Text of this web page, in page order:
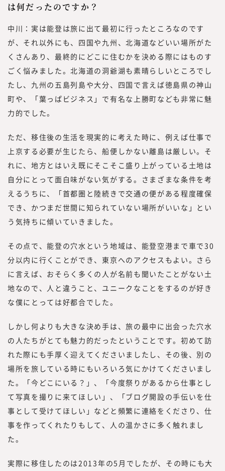
は何だったのですか？
中川：実は能登は旅に出て最初に行ったところなのです
が、それ以外にも、四国や九州、北海道などいい場所がた
くさんあり、最終的にどこに住むかを決める際にはものす
ごく悩みました。北海道の洞爺湖も素晴らしいところでし
たし、九州の五島列島や大分、四国で言えば徳島県の神山
町や、「葉っぱビジネス」で有名な上勝町なども非常に魅
力的でした。
ただ、移住後の生活を現実的に考えた時に、例えば仕事で
上京する必要が生じたら、船便しかない離島は厳しい。そ
れに、地方とはいえ既にそこそこ盛り上がっている土地は
自分にとって面白味がない気がする。さまざまな条件を考
えるうちに、「首都圏と陸続きで交通の便がある程度確保
でき、かつまだ世間に知られていない場所がいいな」とい
う気持ちに傾いていきました。
その点で、能登の穴水という地域は、能登空港まで車で30
分以内に行くことができ、東京へのアクセスもよい。さら
に言えば、おそらく多くの人が名前も聞いたことがない土
地なので、人と違うこと、ユニークなことをするのが好き
な僕にとっては好都合でした。
しかし何よりも大きな決め手は、旅の最中に出会った穴水
の人たちがとても魅力的だったということです。初めて訪
れた際にも手厚く迎えてくださいましたし、その後、別の
場所を旅している時にもいろいろ気にかけてくださいまし
た。「今どこにいる？」、「今度祭りがあるから仕事とし
て写真を撮りに来てほしい」、「ブログ開設の手伝いを仕
事として受けてほしい」などと頻繁に連絡をくださり、仕
事を作ってくれたりもして、人の温かさに多く触れまし
た。
実際に移住したのは2013年の5月でしたが、その時にも大